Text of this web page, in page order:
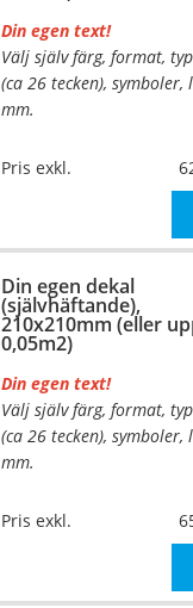
Din egen text!
Välj själv färg, format,
(ca 26 tecken), symboler,
mm.
Material:
148x148mm
OBS!
Pris exkl.
Din egen dekal
(självhäftande),
210x210mm (eller
0,05m2)
Din egen text!
Välj själv färg, format,
(ca 26 tecken), symboler,
mm.
Material:
210x210mm
Pris exkl.